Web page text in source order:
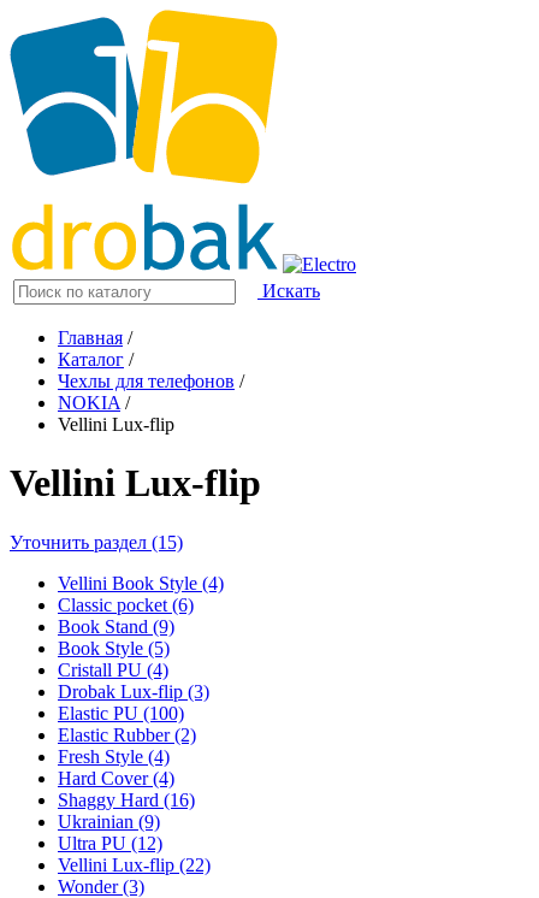
Искать
Главная /
Каталог /
Чехлы для телефонов /
NOKIA /
Vellini Lux-flip
Vellini Lux-flip
Уточнить раздел (15)
Vellini Book Style (4)
Classic pocket (6)
Book Stand (9)
Book Style (5)
Cristall PU (4)
Drobak Lux-flip (3)
Elastic PU (100)
Elastic Rubber (2)
Fresh Style (4)
Hard Cover (4)
Shaggy Hard (16)
Ukrainian (9)
Ultra PU (12)
Vellini Lux-flip (22)
Wonder (3)